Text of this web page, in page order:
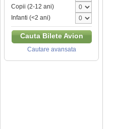
Copii (2-12 ani)
Infanti (<2 ani)
Cauta Bilete Avion
Cautare avansata